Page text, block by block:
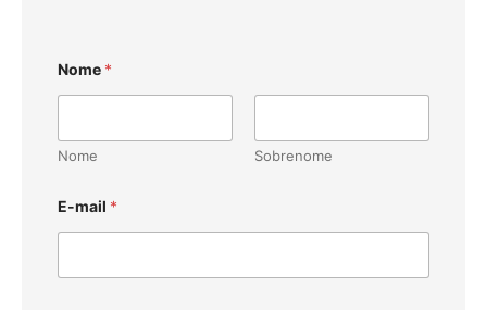
Nome *
Nome Sobrenome
E-mail *